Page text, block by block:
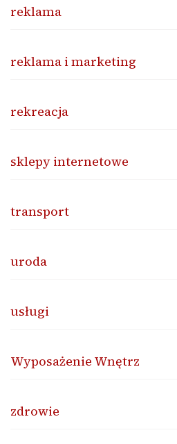
reklama
reklama i marketing
rekreacja
sklepy internetowe
transport
uroda
usługi
Wyposażenie Wnętrz
zdrowie